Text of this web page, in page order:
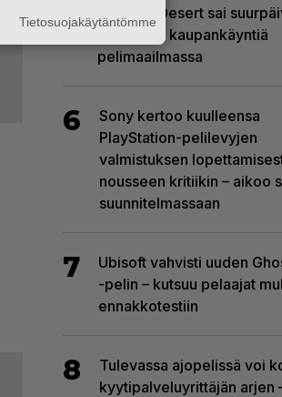
5
Crimson Desert sai
– uudistaa kaupankäyntiä
pelimaailmassa
6
Sony kertoo kuulleensa
PlayStation-pelilevyjen
valmistuksen
nousseen kritiikin – aikoo
suunnitelmassaan
7
Ubisoft vahvisti uuden
-pelin – kutsuu pelaajat
ennakkotestiin
8
Tulevassa ajopelissä voi
kyytipalveluyrittäjän arjen
Tietosuojakäytäntömme